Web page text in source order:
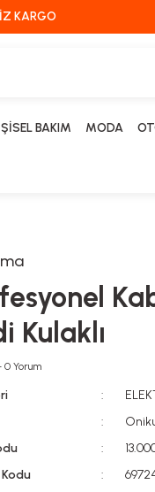
KARGO
BAKIM MODA
Kulaklı
0 Yorum